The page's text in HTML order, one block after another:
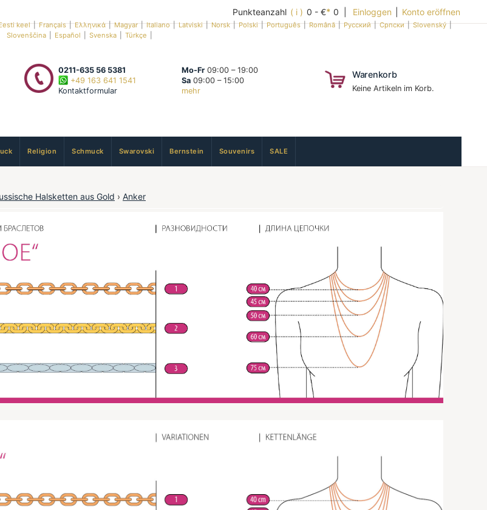
Punkteanzahl ( i ) 0 - €* 0 | Einloggen Konto eröffnen
keel|Français|Ελληνικά|Magyar|Italiano|Latviski|Norsk|Polski|Português|Română|Русский|Српски|Slovenský|
Slovenščina
Español Svenska Türkçe
0211-635 56 5381
+49 163 641 1541
Kontaktformular
Mo-Fr09:00 – 19:00
Sa09:00 – 15:00
mehr
Warenkorb
Keine Artikeln im Korb.
Religion Schmuck Swarovski Bernstein Souvenirs SALE
Halsketten aus Gold › Anker